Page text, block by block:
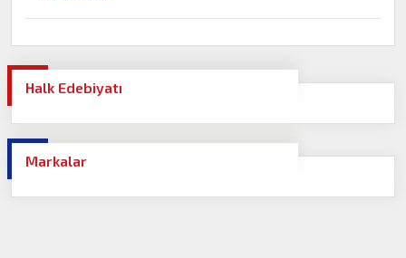
Halk Edebiyatı
Markalar